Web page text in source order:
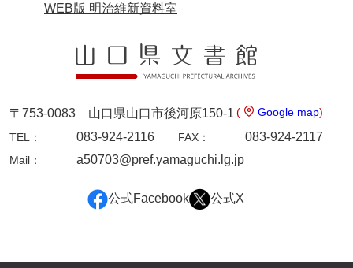
WEB版 明治維新資料室
〒753-0083 山口県山口市後河原150-1 ( Google map)
TEL：
083-924-2116 FAX： 083-924-2117
Mail： a50703@pref.yamaguchi.lg.jp
公式Facebook 公式X